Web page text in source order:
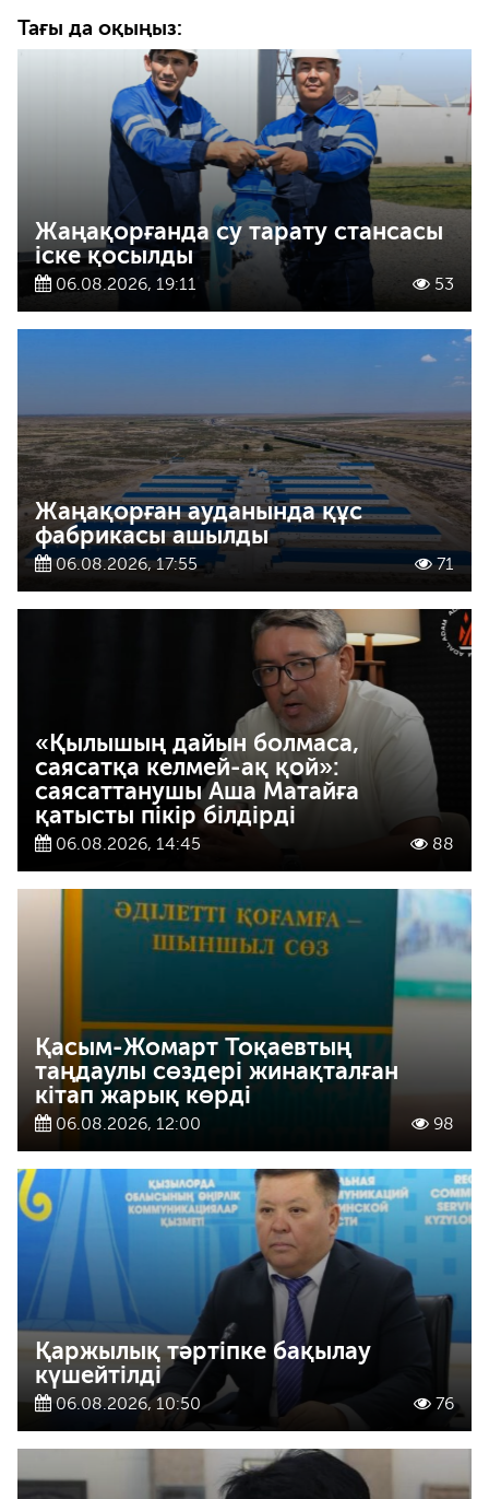
Тағы да оқыңыз:
Жаңақорғанда су тарату стансасы
іске қосылды
06.08.2026, 19:11 53
Жаңақорған ауданында құс
фабрикасы ашылды
06.08.2026, 17:55 71
«Қылышың дайын болмаса,
саясатқа келмей-ақ қой»:
саясаттанушы Аша Матайға
қатысты пікір білдірді
06.08.2026, 14:45 88
Қасым-Жомарт Тоқаевтың
таңдаулы сөздері жинақталған
кітап жарық көрді
06.08.2026, 12:00 98
Қаржылық тәртіпке бақылау
күшейтілді
06.08.2026, 10:50 76